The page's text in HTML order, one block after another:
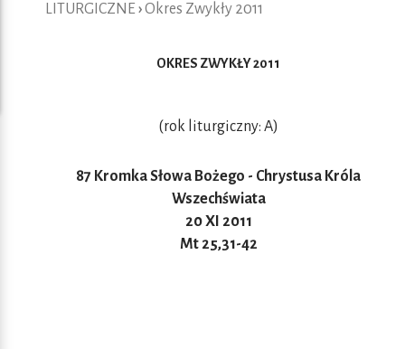
LITURGICZNE›Okres Zwykły 2011
OKRES ZWYKŁY 2011
(rok liturgiczny: A)
87 Kromka Słowa Bożego - Chrystusa Króla
Wszechświata
20 XI 2011
Mt 25,31-42